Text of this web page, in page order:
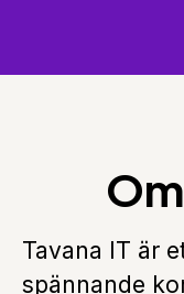
Tavana IT är
spännande